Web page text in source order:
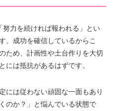
力を続ければ報われる」とい
。成功を確信しているからこ
ため、計画性や土台作りを大切
には抵抗があるはずです。
には従わない頑固な一面もあり
のか？」と悩んでいる状態で